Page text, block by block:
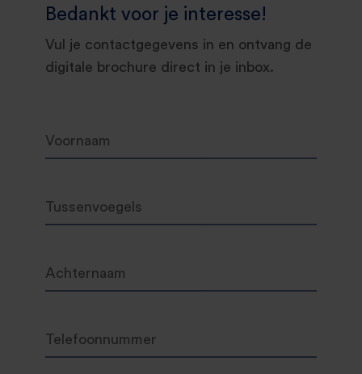
Bedankt voor je interesse!
Vul je contactgegevens in en ontvang de
digitale brochure direct in je inbox.